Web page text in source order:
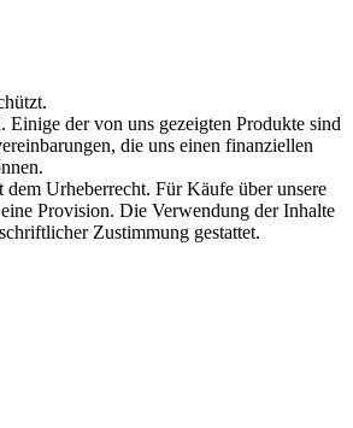
Einige der von uns gezeigten Produkte sind
die uns einen finanziellen
Urheberrecht. Für Käufe über unsere
Provision. Die Verwendung der Inhalte
Zustimmung gestattet.